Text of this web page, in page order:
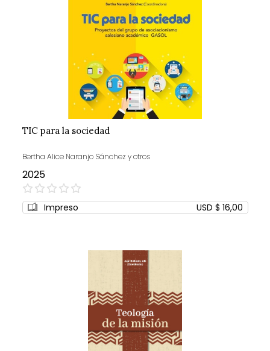
TIC para la sociedad
Bertha Alice Naranjo Sánchez y otros
2025
0%
Impreso USD $ 16,00